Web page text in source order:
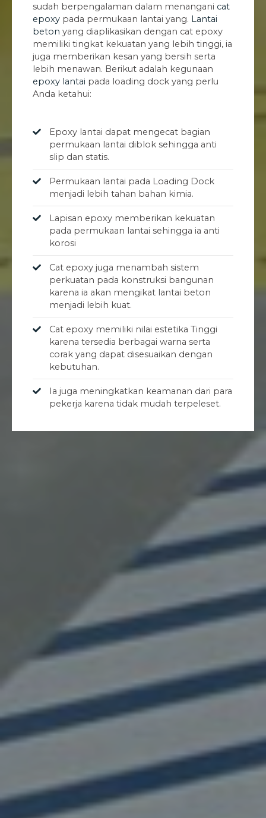
sudah berpengalaman dalam menangani cat
epoxy pada permukaan lantai yang. Lantai
beton yang diaplikasikan dengan cat epoxy
memiliki tingkat kekuatan yang lebih tinggi, ia
juga memberikan kesan yang bersih serta
lebih menawan. Berikut adalah kegunaan
epoxy lantai pada loading dock yang perlu
Anda ketahui:
Epoxy lantai dapat mengecat bagian
permukaan lantai diblok sehingga anti
slip dan statis.
Permukaan lantai pada Loading Dock
menjadi lebih tahan bahan kimia.
Lapisan epoxy memberikan kekuatan
pada permukaan lantai sehingga ia anti
korosi
Cat epoxy juga menambah sistem
perkuatan pada konstruksi bangunan
karena ia akan mengikat lantai beton
menjadi lebih kuat.
Cat epoxy memiliki nilai estetika Tinggi
karena tersedia berbagai warna serta
corak yang dapat disesuaikan dengan
kebutuhan.
Ia juga meningkatkan keamanan dari para
pekerja karena tidak mudah terpeleset.